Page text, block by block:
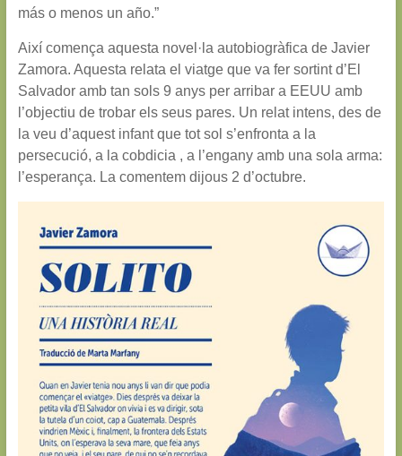
más o menos un año.”
Així comença aquesta novel·la autobiogràfica de Javier
Zamora. Aquesta relata el viatge que va fer sortint d’El
Salvador amb tan sols 9 anys per arribar a EEUU amb
l’objectiu de trobar els seus pares. Un relat intens, des de
la veu d’aquest infant que tot sol s’enfronta a la
persecució, a la cobdicia , a l’engany amb una sola arma:
l’esperança. La comentem dijous 2 d’octubre.